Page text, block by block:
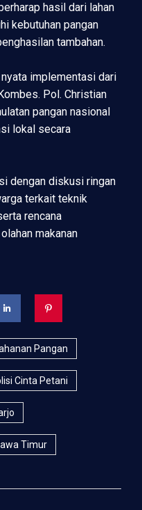
hasil dari lahan
kebutuhan pangan
tambahan.
implementasi dari
Pol. Christian
pangan nasional
lokal secara
dengan diskusi ringan
terkait teknik
rencana
makanan
Pangan
Cinta Petani
Timur